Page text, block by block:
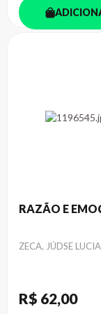
RAZÃO E
Autor
ZECA, JÚDSE
R$ 62,00